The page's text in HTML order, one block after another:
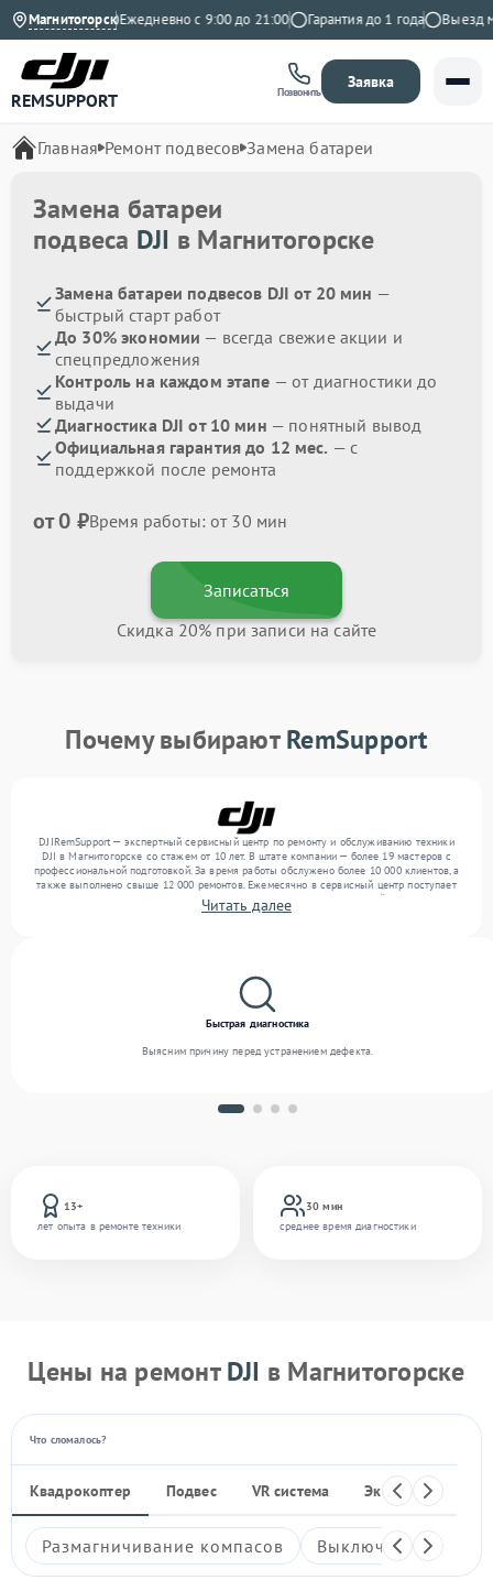
Магнитогорск
на Яндекс Ежедневно с 9:00 до 21:00 Гарантия до 1 года Выезд
REMSUPPORT Позвонить
Заявка
Главная Ремонт подвесов Замена батареи
Замена батареи
подвеса DJI в Магнитогорске
Замена батареи подвесов DJI от 20 мин —
быстрый старт работ
До 30% экономии — всегда свежие акции и
спецпредложения
Контроль на каждом этапе — от диагностики до
выдачи
Диагностика DJI от 10 мин — понятный вывод
Официальная гарантия до 12 мес. — с
поддержкой после ремонта
от 0 ₽Время работы: от 30 мин
Записаться
Скидка 20% при записи на сайте
Почему выбираютRemSupport
DJIRemSupport — экспертный сервисный центр по ремонту и обслуживанию техники
DJI в Магнитогорске со стажем от 10 лет. В штате компании — более 19 мастеров с
профессиональной подготовкой. За время работы обслужено более 10 000 клиентов, а
также выполнено свыше 12 000 ремонтов. Ежемесячно в сервисный центр поступает
свыше 300 единиц техники, включая , , . Мы беремся за задачи любой сложности и
предлагаем стабильный уровень сервиса благодаря квалификации мастеров.
Читать далее
13+
лет опыта в ремонте техники
30 мин
среднее время диагностики
Быстрая диагностика
Выясним причину перед устранением дефекта.
Цены на ремонтDJI в Магнитогорске
Что сломалось?
Квадрокоптер Подвес VR система Экшен-камера
Размагничивание компасов Выключается